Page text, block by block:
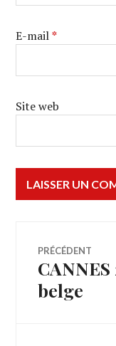
E-mail*
Site web
de
PRÉCÉDENT
Article
précédent :
belge